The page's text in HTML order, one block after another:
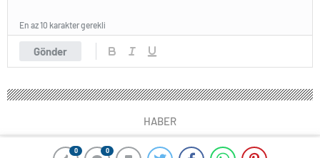
0 0
Gönder
En az 10 karakter gerekli
HABER